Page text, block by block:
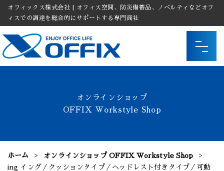
オフィックス株式会社 | オフィス空間、防災備蓄品、ノベルティなどオフ
ィスでの調達を総合的にサポートする専門商社
オンラインショップ
OFFIX Workstyle Shop
ホーム
オンラインショップ OFFIX Workstyle Shop
ing イング／クッションタイプ／ヘッドレスト付きタイプ／可動